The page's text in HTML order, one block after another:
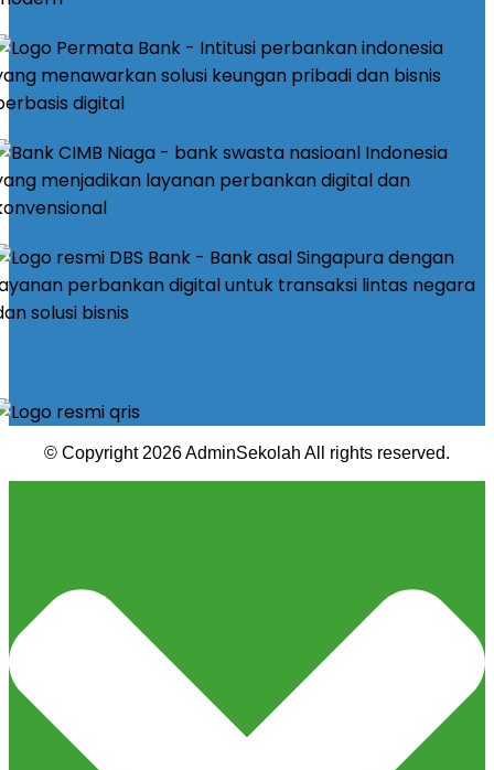
© Copyright 2026 AdminSekolah All rights reserved.